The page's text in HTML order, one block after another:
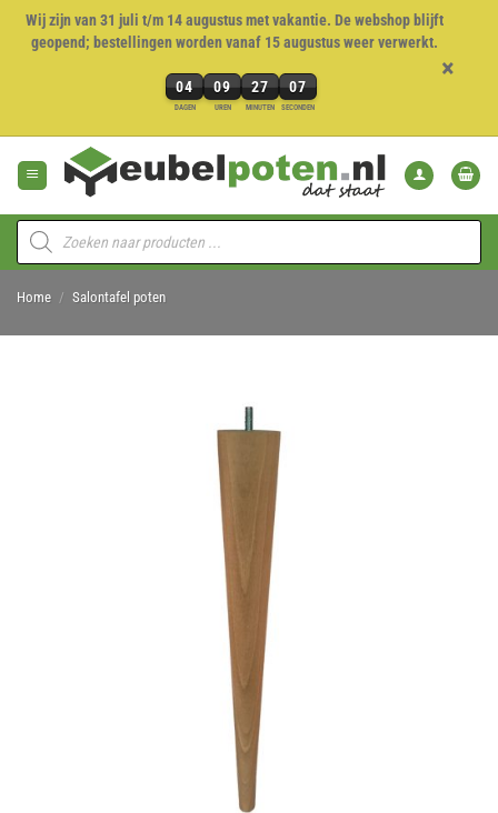
Wij zijn van 31 juli t/m 14 augustus met vakantie. De webshop blijft
geopend; bestellingen worden vanaf 15 augustus weer verwerkt.
04
DAGEN
09
UREN
27
MINUTEN
06
SECONDEN
4
uren,
minuten
en
×
naar
inhoud
Producten
zoeken
Home / Salontafel poten